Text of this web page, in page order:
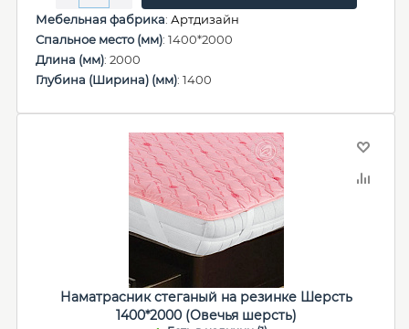
Мебельная фабрика: Артдизайн
Спальное место (мм): 1400*2000
Длина (мм): 2000
Глубина (Ширина) (мм): 1400
Наматрасник стеганый на резинке Шерсть
1400*2000 (Овечья шерсть)